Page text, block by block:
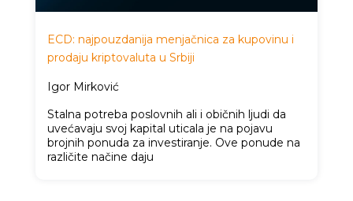
ECD: najpouzdanija menjačnica za kupovinu i
prodaju kriptovaluta u Srbiji
Igor Mirković
Stalna potreba poslovnih ali i običnih ljudi da
uvećavaju svoj kapital uticala je na pojavu
brojnih ponuda za investiranje. Ove ponude na
različite načine daju